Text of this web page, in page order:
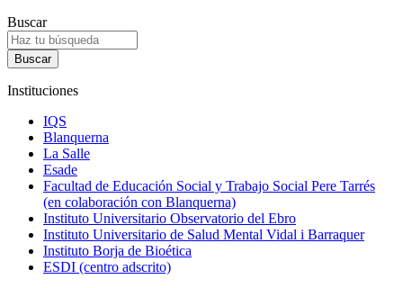
Buscar
Instituciones
IQS
Blanquerna
La Salle
Esade
Facultad de Educación Social y Trabajo Social Pere Tarrés
(en colaboración con Blanquerna)
Instituto Universitario Observatorio del Ebro
Instituto Universitario de Salud Mental Vidal i Barraquer
Instituto Borja de Bioética
ESDI (centro adscrito)